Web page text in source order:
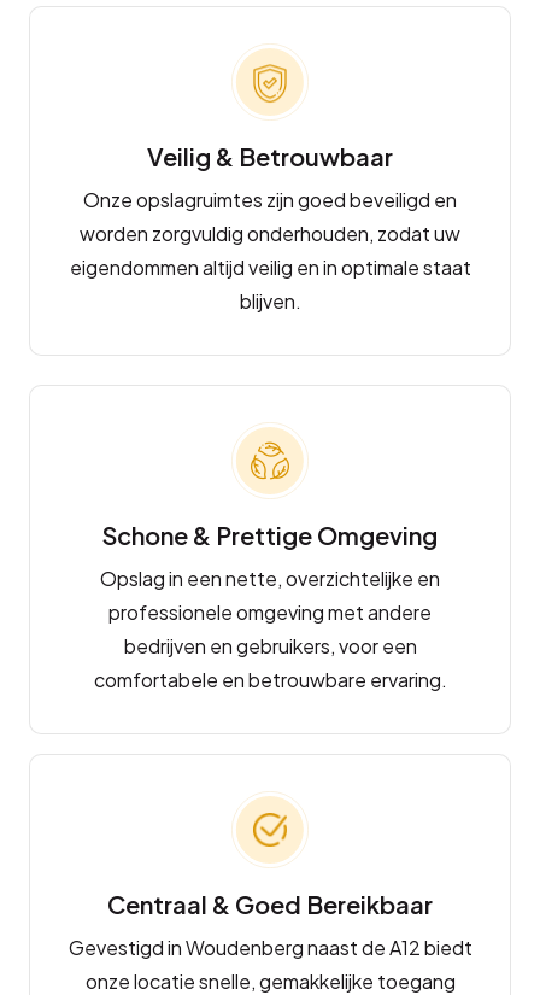
Veilig & Betrouwbaar
Onze opslagruimtes zijn goed beveiligd en
worden zorgvuldig onderhouden, zodat uw
eigendommen altijd veilig en in optimale staat
blijven.
Schone & Prettige Omgeving
Opslag in een nette, overzichtelijke en
professionele omgeving met andere
bedrijven en gebruikers, voor een
comfortabele en betrouwbare ervaring.
Centraal & Goed Bereikbaar
Gevestigd in Woudenberg naast de A12 biedt
onze locatie snelle, gemakkelijke toegang